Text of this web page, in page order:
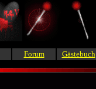
Forum Gästebuch